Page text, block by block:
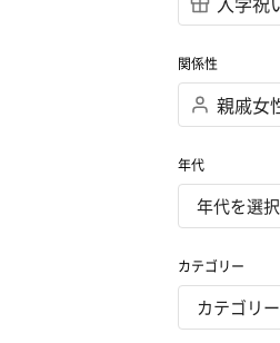
関係性
年代
カテゴリー